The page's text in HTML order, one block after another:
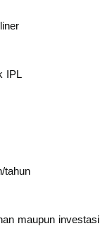
IPL
tahun
maupun investasi